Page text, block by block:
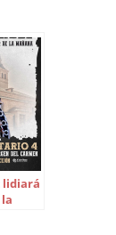
lidiará